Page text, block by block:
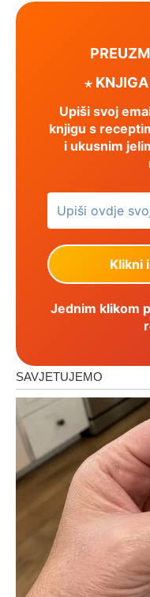
⋆
Upiši svoj
knjigu s
i ukusnim
Jednim klikom